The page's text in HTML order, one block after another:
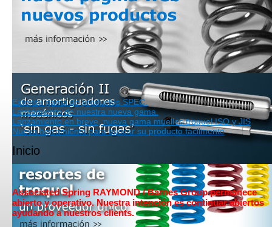
Extensa gama de productos SPEC.
Lanzamiento de nuestra nueva gama.
Lanzamiento en breve, nueva gama muelles troquel ISO y JIS
Nueva herramienta para buscar su producto fácilmente
Inicio
Associated Spring RAYMOND / Barnes Group permanece
abierto y operativo. Nuestra intención es continuar abiertos
ayudando a nuestros clients.